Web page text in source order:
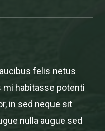
felis netus
habitasse potenti
in sed neque sit
nulla augue sed